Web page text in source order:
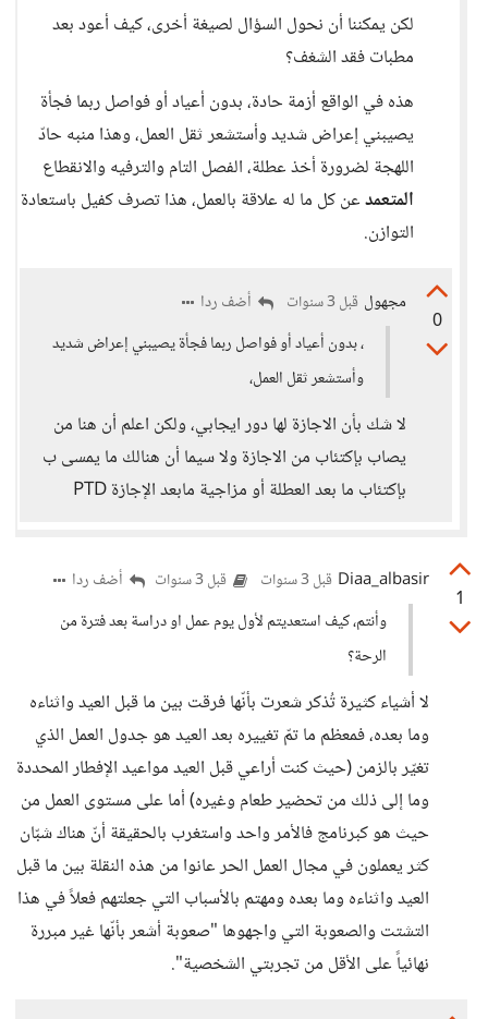
لكن يمكننا أن نحول السؤال لصيغة أخرى، كيف أعود بعد
مطبات فقد الشغف؟
هذه في الواقع أزمة حادة، بدون أعياد أو فواصل ربما فجأة
يصيبني إعراض شديد وأستشعر ثقل العمل، وهذا منبه حادّ
اللهجة لضرورة أخذ عطلة، الفصل التام والترفيه والانقطاع
المتعمدعن كل ما له علاقة بالعمل، هذا تصرف كفيل باستعادة
التوازن.
0
مجهول قبل 3 سنوات
أضف ردا
، بدون أعياد أو فواصل ربما فجأة يصيبني إعراض شديد
وأستشعر ثقل العمل،
لا شك بأن الاجازة لها دور ايجابي، ولكن اعلم أن هنا من
يصاب بإكتئاب من الاجازة ولا سيما أن هنالك ما يمسى ب
بإكتئاب ما بعد العطلة أو مزاجية مابعد الإجازة PTD
1
Diaa_albasir قبل 3 سنوات قبل 3 سنوات
أضف ردا
وأنتم، كيف استعديتم لأول يوم عمل او دراسة بعد فترة من
الرحة؟
لا أشياء كثيرة تُذكر شعرت بأنّها فرقت بين ما قبل العيد واثناءه
وما بعده، فمعظم ما تمّ تغييره بعد العيد هو جدول العمل الذي
تغيّر بالزمن (حيث كنت أراعي قبل العيد مواعيد الإفطار المحددة
وما إلى ذلك من تحضير طعام وغيره) أما على مستوى العمل من
حيث هو كبرنامج فالأمر واحد واستغرب بالحقيقة أنّ هناك شبّان
كثر يعملون في مجال العمل الحر عانوا من هذه النقلة بين ما قبل
العيد واثناءه وما بعده ومهتم بالأسباب التي جعلتهم فعلاً في هذا
التشتت والصعوبة التي واجهوها "صعوبة أشعر بأنّها غير مبررة
نهائياً على الأقل من تجربتي الشخصية".